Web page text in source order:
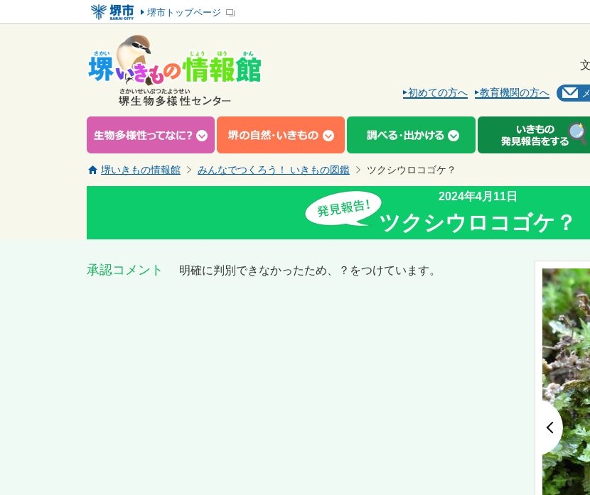
堺市トップページ
初めての方へ 教育機関の方へ
堺いきもの情報館 みんなでつくろう！ いきもの図鑑 ツクシウロコゴケ？
2024年4月11日
ツクシウロコゴケ？
承認コメント 明確に判別できなかったため、？をつけています。